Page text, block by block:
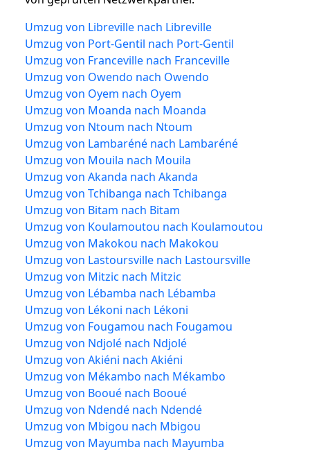
Umzug von Libreville nach Libreville
Umzug von Port-Gentil nach Port-Gentil
Umzug von Franceville nach Franceville
Umzug von Owendo nach Owendo
Umzug von Oyem nach Oyem
Umzug von Moanda nach Moanda
Umzug von Ntoum nach Ntoum
Umzug von Lambaréné nach Lambaréné
Umzug von Mouila nach Mouila
Umzug von Akanda nach Akanda
Umzug von Tchibanga nach Tchibanga
Umzug von Bitam nach Bitam
Umzug von Koulamoutou nach Koulamoutou
Umzug von Makokou nach Makokou
Umzug von Lastoursville nach Lastoursville
Umzug von Mitzic nach Mitzic
Umzug von Lébamba nach Lébamba
Umzug von Lékoni nach Lékoni
Umzug von Fougamou nach Fougamou
Umzug von Ndjolé nach Ndjolé
Umzug von Akiéni nach Akiéni
Umzug von Mékambo nach Mékambo
Umzug von Booué nach Booué
Umzug von Ndendé nach Ndendé
Umzug von Mbigou nach Mbigou
Umzug von Mayumba nach Mayumba